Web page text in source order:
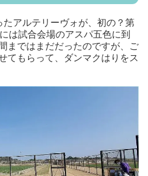
たアルテリーヴォが、初の？第
は試合会場のアスパ五色に到
まではまだだったのですが、ご
てもらって、ダンマクはりをス